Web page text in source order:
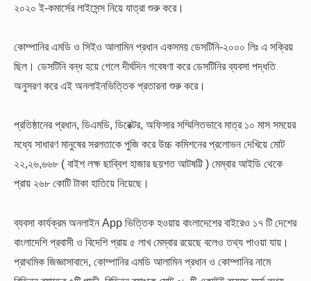
২০২০ ই-কমার্সের লাইসেন্স নিয়ে যাত্রা শুরু করে।
কোম্পানির এমডি ও সিইও আলামিন প্রধান একসময় ডেসটিনি-২০০০ লিঃ এ সক্রিয়
ছিল। ডেসটিনি বন্ধ হয়ে গেলে দীর্ঘদিন গবেষণা করে ডেসটিনির ব্যবসা পদ্ধতি
অনুসরণ করে এই অনলাইনভিত্তিক প্রতারনা শুরু করে।
প্রতিষ্ঠানের প্রধান, ডিএমডি, ডিরেক্টর, অফিসার সম্মিলিতভাবে মাত্র ১০ মাস সময়ের
মধ্যে সাধারণ মানুষের সরলতাকে পুজি করে উচ্চ কমিশনের প্রলোভন দেখিয়ে মোট
২২,২৬,৬৬৮ ( বাইশ লক্ষ ছাব্বিশ হাজার ছয়শত আটষট্টি ) মেম্বার আইডি থেকে
প্রায় ২৬৮ কোটি টাকা হাতিয়ে নিয়েছে।
ব্যবসা কার্যক্রম অনলাইন App ভিত্তিক হওয়ায় বাংলাদেশের বাইরেও ১৭ টি দেশের
বাংলাদেশি প্রবাসী ও বিদেশি প্রায় ৫ লাখ মেম্বার রয়েছে বলেও তথ্য পাওয়া যায়।
প্রাথমিক জিজ্ঞাসাবাদে, কোম্পানির এমডি আলামিন প্রধান ও কোম্পানির নামে